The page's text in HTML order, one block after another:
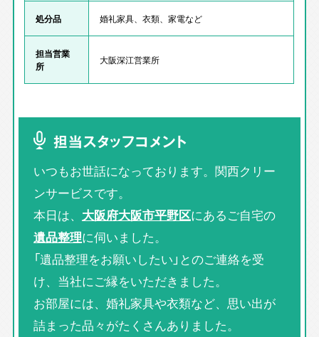
処分品 婚礼家具、衣類、家電など
担当営業
所
大阪深江営業所
担当スタッフコメント
いつもお世話になっております。関西クリー
ンサービスです。
本日は、 大阪府大阪市平野区にあるご自宅の
遺品整理に伺いました。
「遺品整理をお願いしたい」とのご連絡を受
け、当社にご縁をいただきました。
お部屋には、婚礼家具や衣類など、思い出が
詰まった品々がたくさんありました。